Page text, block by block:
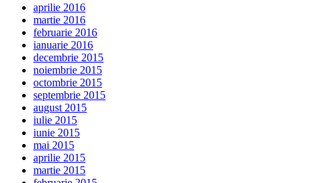
aprilie 2016
martie 2016
februarie 2016
ianuarie 2016
decembrie 2015
noiembrie 2015
octombrie 2015
septembrie 2015
august 2015
iulie 2015
iunie 2015
mai 2015
aprilie 2015
martie 2015